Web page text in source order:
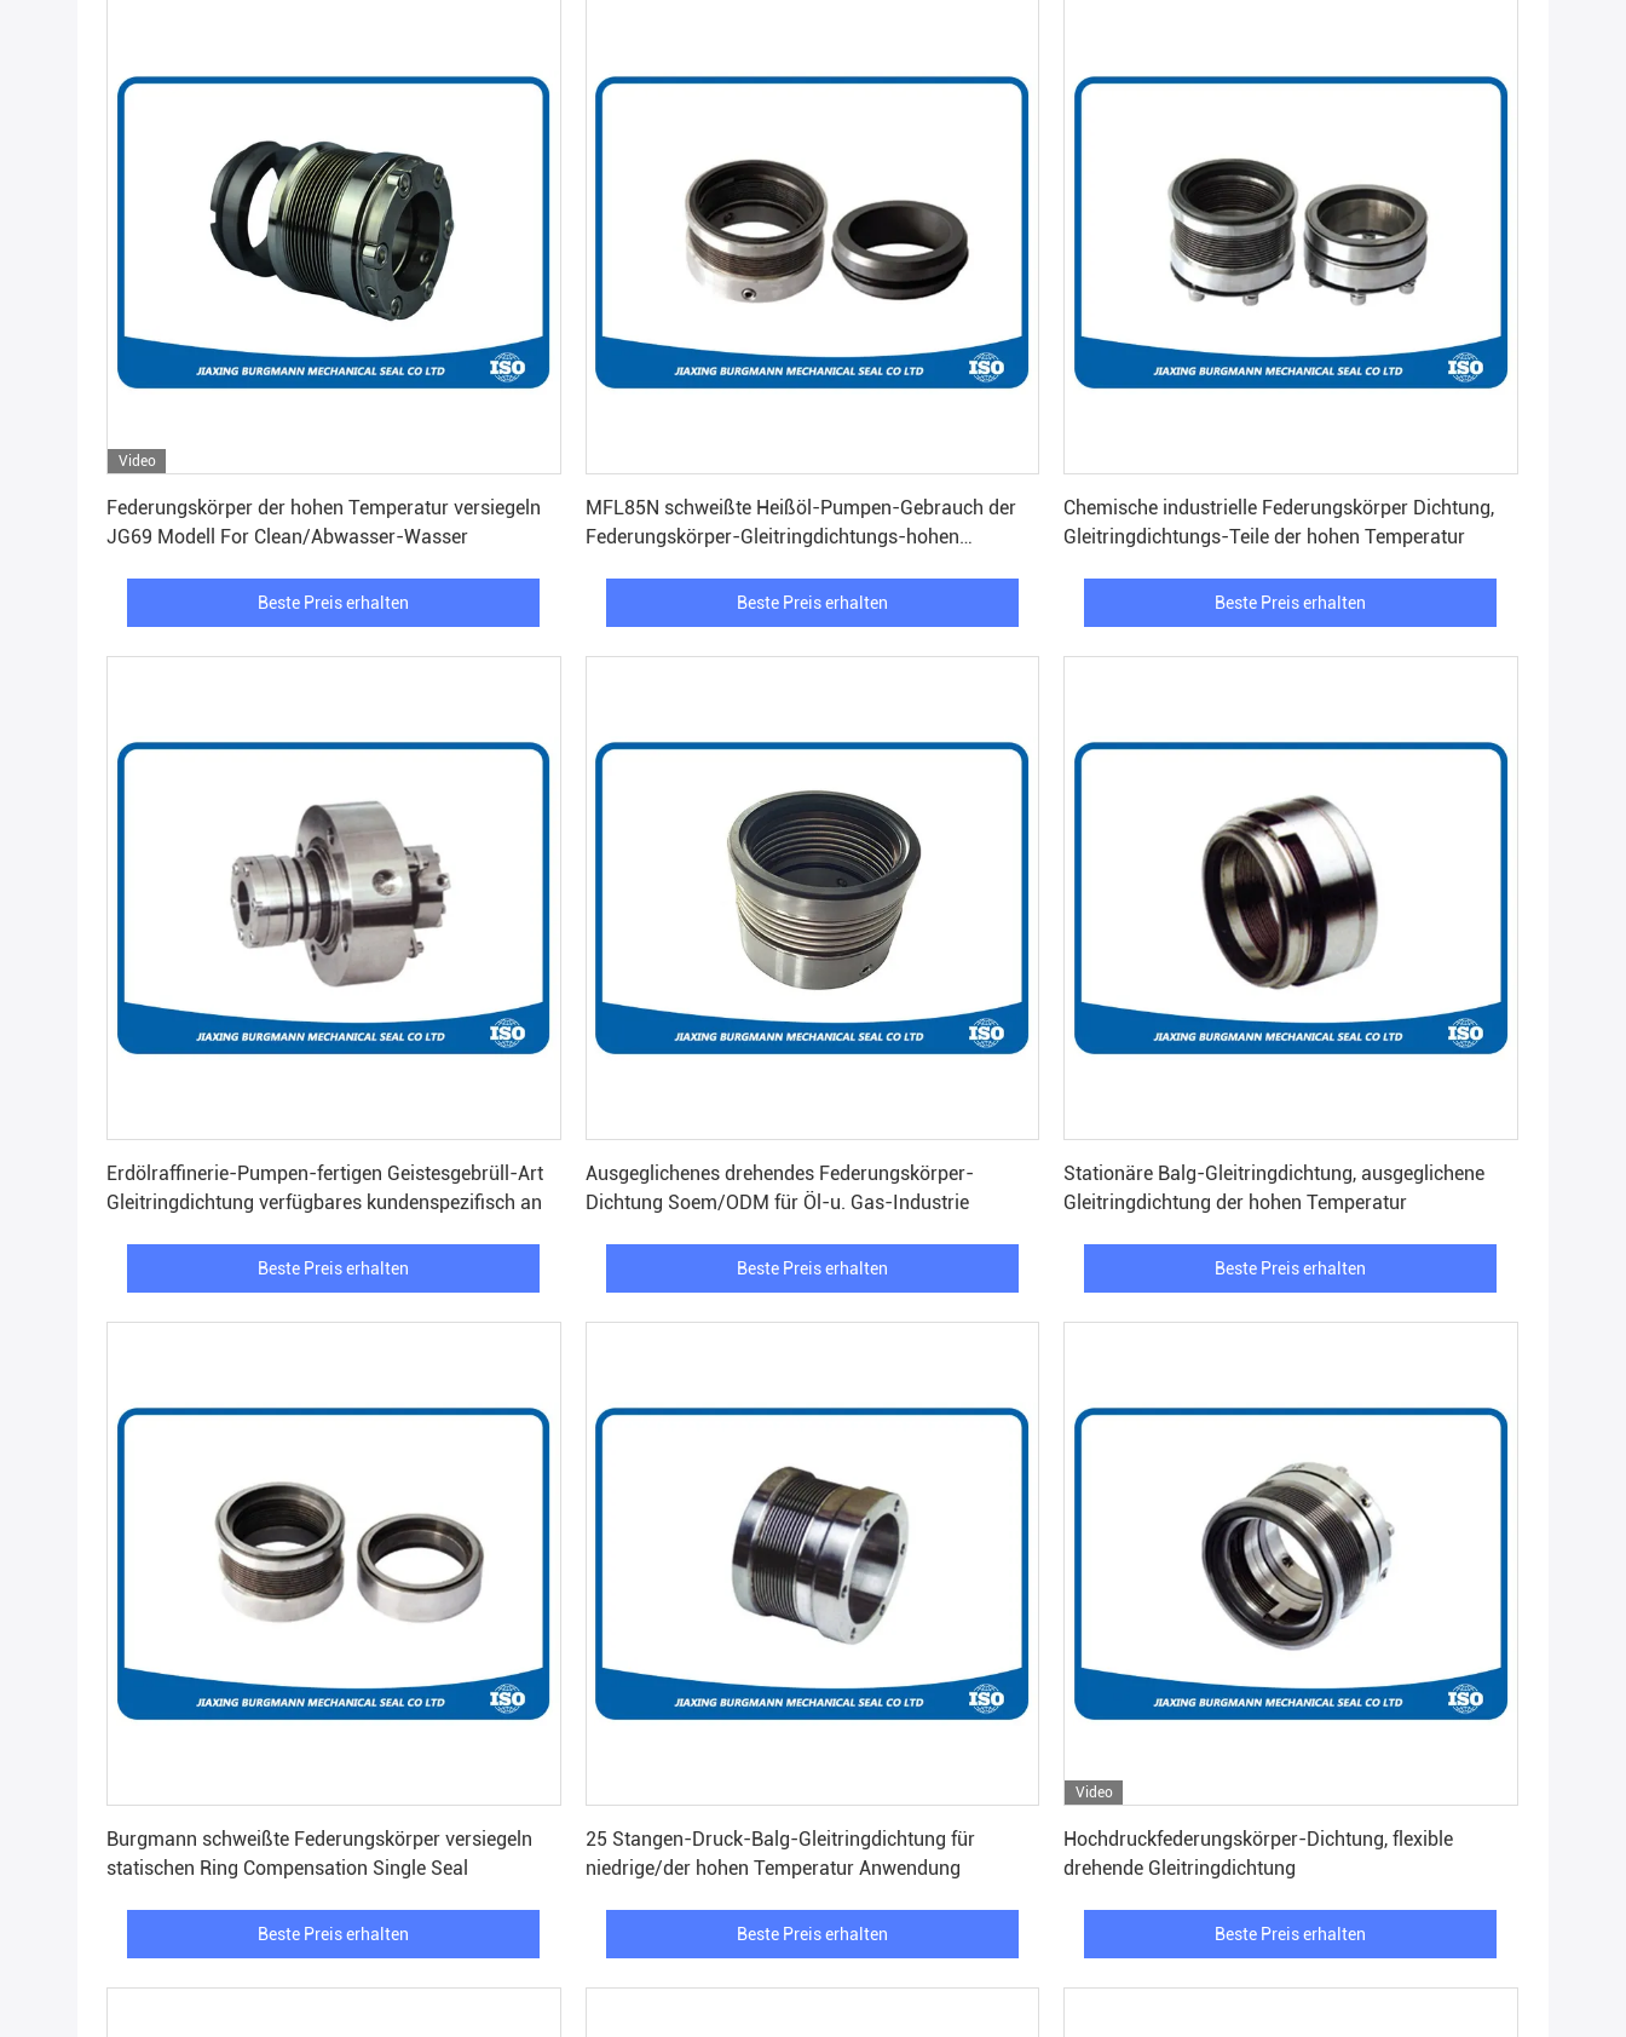
Video
Federungskörper der hohen Temperatur versiegeln
JG69 Modell For Clean/Abwasser-Wasser
Beste Preis erhalten
MFL85N schweißte Heißöl-Pumpen-Gebrauch der
Federungskörper-Gleitringdichtungs-hohen
Beste Preis erhalten
Chemische industrielle Federungskörper Dichtung,
Gleitringdichtungs-Teile der hohen Temperatur
Beste Preis erhalten
Erdölraffinerie-Pumpen-fertigen Geistesgebrüll-Art
Gleitringdichtung verfügbares kundenspezifisch an
Beste Preis erhalten
Ausgeglichenes drehendes Federungskörper-
Dichtung Soem/ODM für Öl-u. Gas-Industrie
Beste Preis erhalten
Stationäre Balg-Gleitringdichtung, ausgeglichene
Gleitringdichtung der hohen Temperatur
Beste Preis erhalten
Burgmann schweißte Federungskörper versiegeln
statischen Ring Compensation Single Seal
Beste Preis erhalten
25 Stangen-Druck-Balg-Gleitringdichtung für
niedrige/der hohen Temperatur Anwendung
Beste Preis erhalten
Video
Hochdruckfederungskörper-Dichtung, flexible
drehende Gleitringdichtung
Beste Preis erhalten